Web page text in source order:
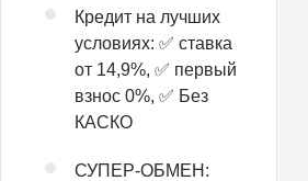
Кредит на лучших
условиях: ✅ ставка
от 14,9%, ✅ первый
взнос 0%, ✅ Без
КАСКО
СУПЕР-ОБМЕН: